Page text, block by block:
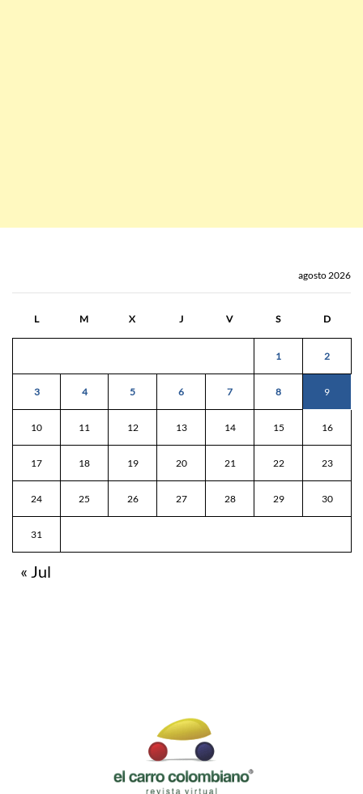
agosto 2026
L M X J V S D
1 2
3 4 5 6 7 8 9
10 11 12 13 14 15 16
17 18 19 20 21 22 23
24 25 26 27 28 29 30
31
« Jul